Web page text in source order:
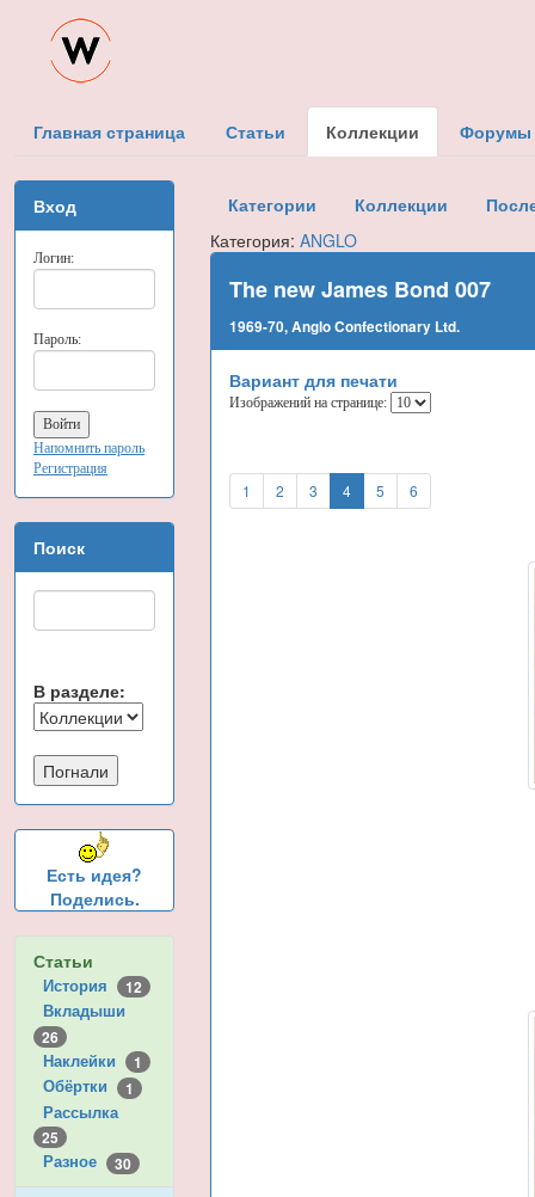
Главная страница Статьи Коллекции Форумы
Вход
Логин:
Пароль:
Напомнить пароль
Регистрация
Поиск
В разделе:
Есть идея?
Поделись.
Статьи
История 12
Вкладыши
26
Наклейки 1
Обёртки 1
Рассылка
25
Разное 30
Категории Коллекции
Категория:ANGLO
The new James Bond 007
1969-70, Anglo Confectionary Ltd.
Вариант для печати
Изображений на странице:
1 2 3 4 5 6